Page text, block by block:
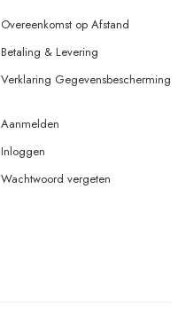
Overeenkomst op Afstand
Betaling & Levering
Verklaring Gegevensbescherming
Aanmelden
Inloggen
Wachtwoord vergeten